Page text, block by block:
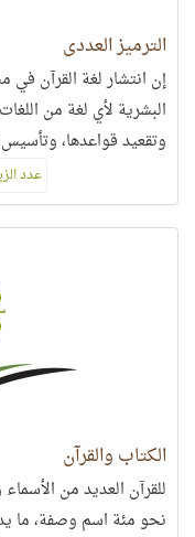
الترميز العددي
إن انتشار لغة القرآن
البشرية لأي لغة من
وتقعيد قواعدها، وتأسيس
عدد
الكتاب والقرآن
للقرآن العديد من
نحو مئة اسم وصفة، ما